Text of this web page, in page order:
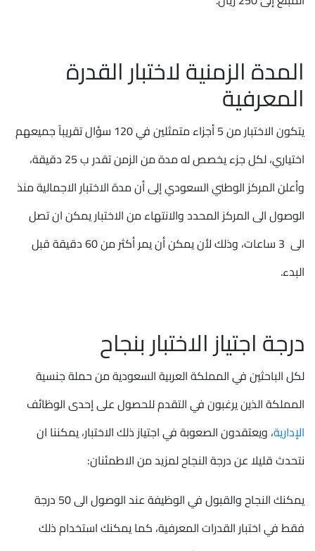
المدة الزمنية لاختبار القدرة
المعرفية
يتكون الاختبار من 5 أجزاء متمثلين في 120 سؤال تقريباً جميعهم
اختياري، لكل جزء يخصص له مدة من الزمن تقدر ب 25 دقيقة،
وأعلن المركز الوطني السعودي إلى أن مدة الاختبار الاجمالية منذ
الوصول الى المركز المحدد والانتهاء من الاختبار يمكن ان تصل
الى 3 ساعات، وذلك لأن يمكن أن يمر أكثر من 60 دقيقة قبل
البدء.
درجة اجتياز الاختبار بنجاح
لكل الباحثين في المملكة العربية السعودية من حملة جنسية
المملكة الذين يرغبون في التقدم للحصول على إحدى الوظائف
الإدارية، ويعتقدون الصعوبة في اجتياز ذلك الاختبار، يمكننا ان
نتحدث قليلا عن درجة النجاح لمزيد من الاطمئنان:
يمكنك النجاح والقبول في الوظيفة عند الوصول الى 50 درجة
فقط في اختبار القدرات المعرفية، كما يمكنك استخدام ذلك